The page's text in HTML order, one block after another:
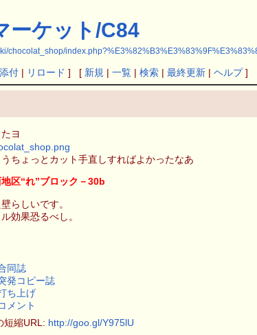
ーケット/C84
chocolat_shop/
添付| リロード ] [ 新規 | 一覧| 検索| 最終更新| ヘルプ]
ヨ
ちょっとカット手直しすればよかったなあ
区“れ”ブロック－30b
らしいです。
効果恐るべし。
同誌
発コピー誌
ち上げ
メント
短縮URL: http://goo.gl/Y975lU